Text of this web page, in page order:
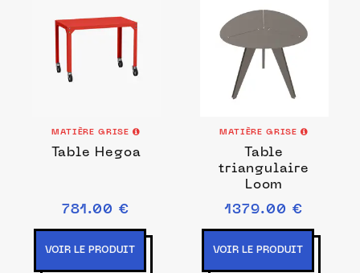
MATIÈRE GRISE
Table Hegoa
781.00 €
VOIR LE PRODUIT
MATIÈRE GRISE
Table
triangulaire
Loom
1379.00 €
VOIR LE PRODUIT